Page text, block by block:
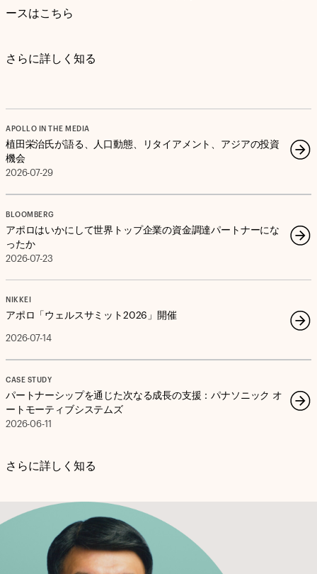
ースはこちら
さらに詳しく知る
APOLLO IN THE MEDIA
植田栄治氏が語る、人口動態、リタイアメント、アジアの投資
機会
2026-07-29
BLOOMBERG
アポロはいかにして世界トップ企業の資金調達パートナーにな
ったか
2026-07-23
NIKKEI
アポロ「ウェルスサミット2026」開催
2026-07-14
CASE STUDY
パートナーシップを通じた次なる成長の支援：パナソニック オ
ートモーティブシステムズ
2026-06-11
さらに詳しく知る